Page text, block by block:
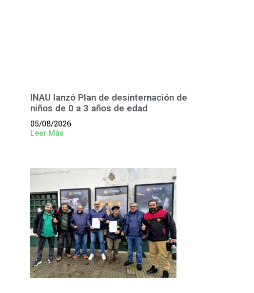
INAU lanzó Plan de desinternación de
niños de 0 a 3 años de edad
05/08/2026
Leer Más